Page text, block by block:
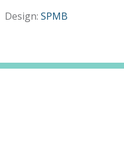
Design: SPMB